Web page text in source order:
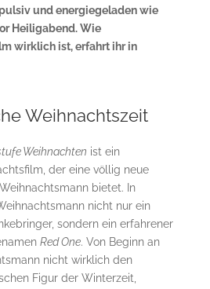
und energiegeladen wie
Heiligabend. Wie
wirklich ist, erfahrt ihr in
Weihnachtszeit
Weihnachten ist ein
der eine völlig neue
bietet. In
nicht nur ein
sondern ein erfahrener
Red One. Von Beginn an
nicht wirklich den
Figur der Winterzeit,